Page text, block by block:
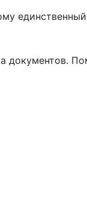
документов.